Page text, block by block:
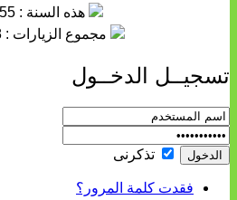
هذه السنة : 361655
مجموع الزيارات : 1887928
تسجيــل الدخــول
تذكرنى
فقدت كلمة المرور؟